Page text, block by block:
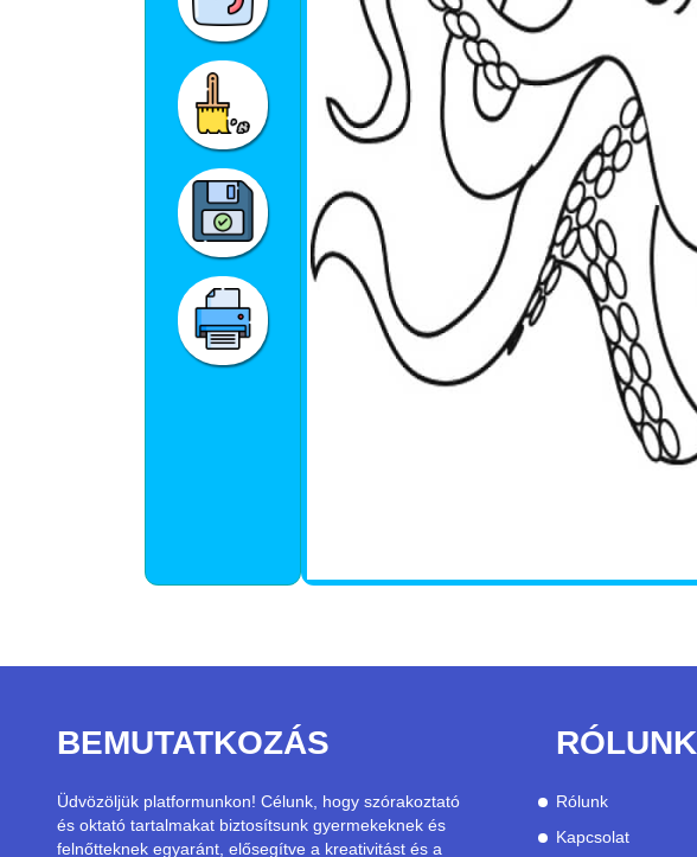
BEMUTATKOZÁS
Üdvözöljük platformunkon! Célunk, hogy szórakoztató
és oktató tartalmakat biztosítsunk gyermekeknek és
felnőtteknek egyaránt, elősegítve a kreativitást és a
RÓLUNK
Rólunk
Kapcsolat